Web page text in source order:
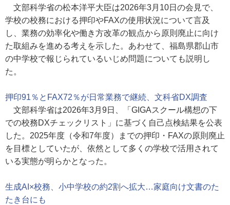
文部科学省の松本洋平大臣は2026年3月10日の会見で、
学校の校務における押印やFAXの使用状況について言及
し、業務の効率化や働き方改革の観点から原則廃止に向け
た取組みを進める考えを示した。あわせて、福島県郡山市
の中学校で報じられているいじめ問題についても説明し
た。
押印91％とFAX72％が日常業務で継続、文科省DX調査
文部科学省は2026年3月9日、「GIGAスクール構想の下
での校務DXチェックリスト」に基づく自己点検結果を公表
した。2025年度（令和7年度）までの押印・FAXの原則廃止
を目標としていたが、依然として多くの学校で活用されて
いる実態が明らかとなった。
生成AI×校務、小中学校の約2割へ拡大…家庭向け文書のた
たき台にも